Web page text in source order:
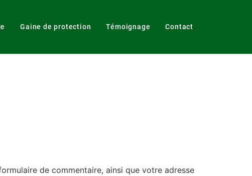
Gaine de protection Témoignage Contact
de commentaire, ainsi que votre adresse